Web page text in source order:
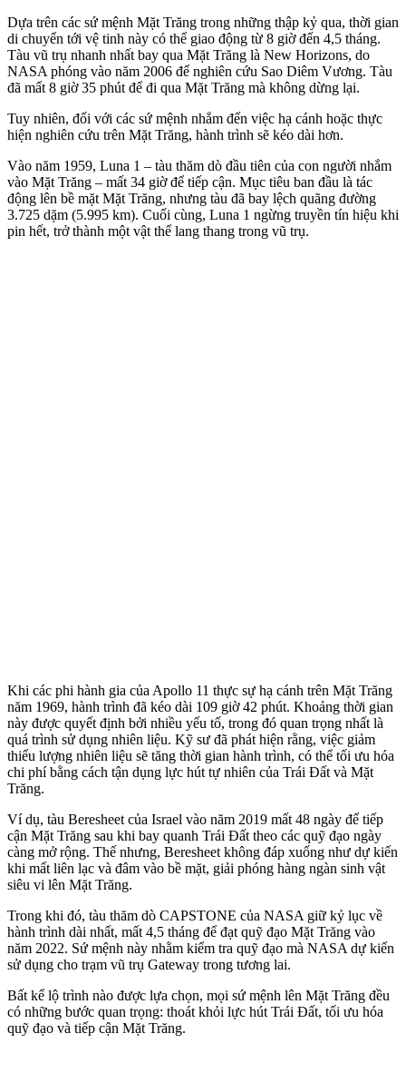
Dựa trên các sứ mệnh Mặt Trăng trong những thập kỷ qua, thời gian
di chuyển tới vệ tinh này có thể giao động từ 8 giờ đến 4,5 tháng.
Tàu vũ trụ nhanh nhất bay qua Mặt Trăng là New Horizons, do
NASA phóng vào năm 2006 để nghiên cứu Sao Diêm Vương. Tàu
đã mất 8 giờ 35 phút để đi qua Mặt Trăng mà không dừng lại.
Tuy nhiên, đối với các sứ mệnh nhắm đến việc hạ cánh hoặc thực
hiện nghiên cứu trên Mặt Trăng, hành trình sẽ kéo dài hơn.
Vào năm 1959, Luna 1 – tàu thăm dò đầu tiên của con người nhắm
vào Mặt Trăng – mất 34 giờ để tiếp cận. Mục tiêu ban đầu là tác
động lên bề mặt Mặt Trăng, nhưng tàu đã bay lệch quãng đường
3.725 dặm (5.995 km). Cuối cùng, Luna 1 ngừng truyền tín hiệu khi
pin hết, trở thành một vật thể lang thang trong vũ trụ.
Khi các phi hành gia của Apollo 11 thực sự hạ cánh trên Mặt Trăng
năm 1969, hành trình đã kéo dài 109 giờ 42 phút. Khoảng thời gian
này được quyết định bởi nhiều yếu tố, trong đó quan trọng nhất là
quá trình sử dụng nhiên liệu. Kỹ sư đã phát hiện rằng, việc giảm
thiểu lượng nhiên liệu sẽ tăng thời gian hành trình, có thể tối ưu hóa
chi phí bằng cách tận dụng lực hút tự nhiên của Trái Đất và Mặt
Trăng.
Ví dụ, tàu Beresheet của Israel vào năm 2019 mất 48 ngày để tiếp
cận Mặt Trăng sau khi bay quanh Trái Đất theo các quỹ đạo ngày
càng mở rộng. Thế nhưng, Beresheet không đáp xuống như dự kiến
khi mất liên lạc và đâm vào bề mặt, giải phóng hàng ngàn sinh vật
siêu vi lên Mặt Trăng.
Trong khi đó, tàu thăm dò CAPSTONE của NASA giữ kỷ lục về
hành trình dài nhất, mất 4,5 tháng để đạt quỹ đạo Mặt Trăng vào
năm 2022. Sứ mệnh này nhằm kiểm tra quỹ đạo mà NASA dự kiến
sử dụng cho trạm vũ trụ Gateway trong tương lai.
Bất kể lộ trình nào được lựa chọn, mọi sứ mệnh lên Mặt Trăng đều
có những bước quan trọng: thoát khỏi lực hút Trái Đất, tối ưu hóa
quỹ đạo và tiếp cận Mặt Trăng.